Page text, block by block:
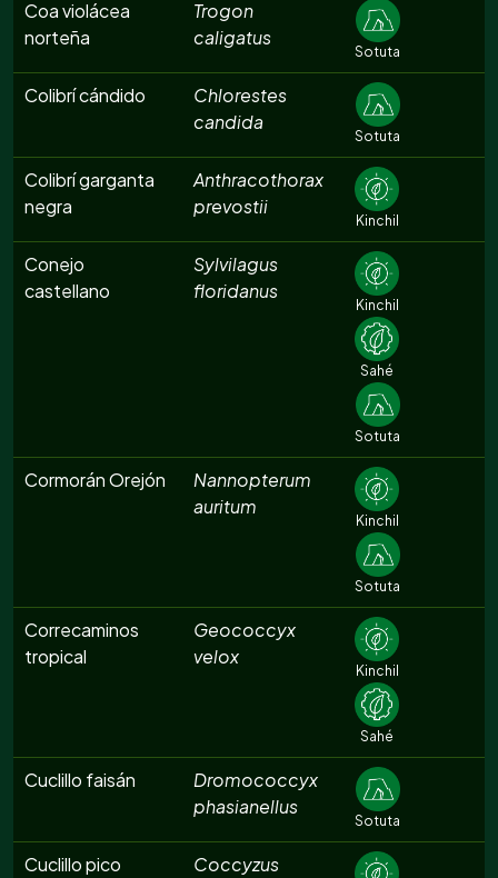
Coa violácea
norteña
Trogon
caligatus
Sotuta
Colibrí cándido
Chlorestes
candida
Sotuta
Colibrí garganta
negra
Anthracothorax
prevostii
Kinchil
Conejo
castellano
Sylvilagus
floridanus
Kinchil
Sahé
Sotuta
Cormorán Orejón
Nannopterum
auritum
Kinchil
Sotuta
Correcaminos
tropical
Geococcyx
velox
Kinchil
Sahé
Cuclillo faisán
Dromococcyx
phasianellus
Sotuta
Cuclillo pico
Coccyzus